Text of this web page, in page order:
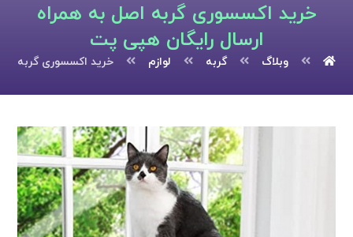
خرید اکسسوری گربه اصل به همراه
ارسال رایگان هپی پت
وبلاگ گربه لوازم خرید اکسسوری گربه